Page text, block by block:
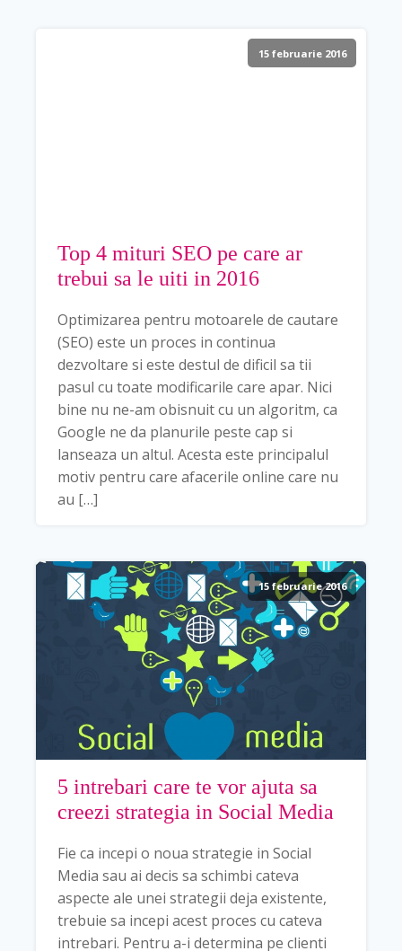
15 februarie 2016
Top 4 mituri SEO pe care ar
trebui sa le uiti in 2016
Optimizarea pentru motoarele de cautare
(SEO) este un proces in continua
dezvoltare si este destul de dificil sa tii
pasul cu toate modificarile care apar. Nici
bine nu ne-am obisnuit cu un algoritm, ca
Google ne da planurile peste cap si
lanseaza un altul. Acesta este principalul
motiv pentru care afacerile online care nu
au […]
15 februarie 2016
5 intrebari care te vor ajuta sa
creezi strategia in Social Media
Fie ca incepi o noua strategie in Social
Media sau ai decis sa schimbi cateva
aspecte ale unei strategii deja existente,
trebuie sa incepi acest proces cu cateva
intrebari. Pentru a-i determina pe clienti